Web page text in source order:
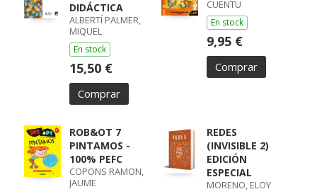
DIDÁCTICA
ALBERTÍ PALMER,
MIQUEL
En stock
15,50 €
Comprar
CUENTU
En stock
9,95 €
Comprar
ROB&OT 7
PINTAMOS -
100% PEFC
COPONS RAMON,
JAUME
REDES
(INVISIBLE 2)
EDICIÓN
ESPECIAL
MORENO, ELOY